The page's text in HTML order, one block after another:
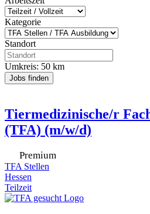
Kategorie
Standort
Umkreis: 50 km
Jobs finden
Tiermedizinische/r
(TFA) (m/w/d)
TFA Stellen
Hessen
Teilzeit